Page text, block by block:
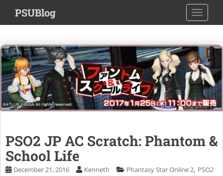
i
t
o
m
a
n
PSUBlog
PSO2 JP AC Scratch: Phantom &
School Life
December 21, 2016 Kenneth Phantasy Star Online 2, PSO2